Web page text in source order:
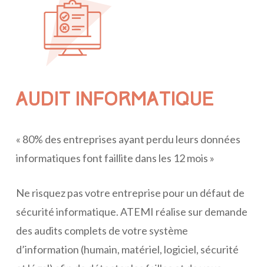
AUDIT INFORMATIQUE
« 80% des entreprises ayant perdu leurs données
informatiques font faillite dans les 12 mois »
Ne risquez pas votre entreprise pour un défaut de
sécurité informatique. ATEMI réalise sur demande
des audits complets de votre système
d’information (humain, matériel, logiciel, sécurité